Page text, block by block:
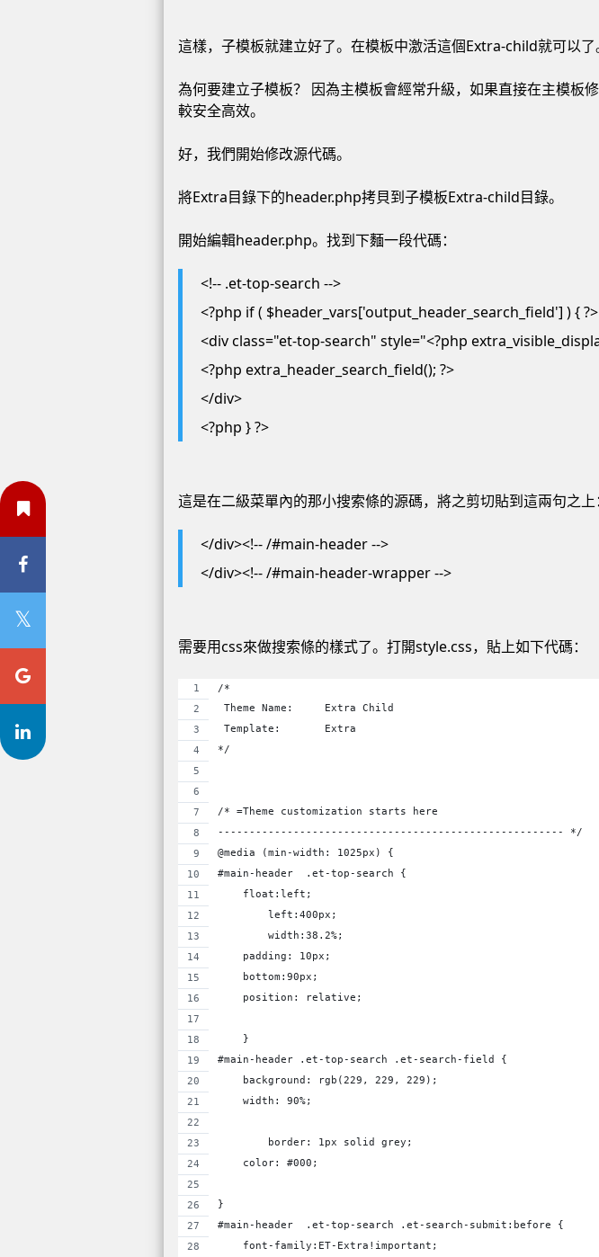
這樣，子模板就建立好了。在模板中激活這個Extra-child就可以了
為何要建立子模板？ 因為主模板會經常升級，如果直接在主模板
較安全高效。
好，我們開始修改源代碼。
將Extra目錄下的header.php拷貝到子模板Extra-child目錄。
開始編輯header.php。找到下麵一段代碼：
<!-- .et-top-search -->
<?php if ( $header_vars['output_header_search_field'] ) { ?>
<div class="et-top-search" style="<?php
<?php extra_header_search_field(); ?>
</div>
<?php } ?>
這是在二級菜單內的那小搜索條的源碼，將之剪切貼到這兩句之上：
</div><!-- /#main-header -->
</div><!-- /#main-header-wrapper -->
需要用css來做搜索條的樣式了。打開style.css，貼上如下代碼：
/*
Theme Name:     Extra Child
Template:       Extra
*/
/* =Theme customization starts here
------------------------------------------------------- */
@media (min-width: 1025px) {
#main-header  .et-top-search {
    float:left;
	left:400px;
	width:38.2%;
    padding: 10px;
    bottom:90px;
    position: relative;
    }
#main-header .et-top-search .et-search-field {
    background: rgb(229, 229, 229);
    width: 90%;
	border: 1px solid grey;
    color: #000;
}
#main-header  .et-top-search .et-search-submit:before {
    font-family:ET-Extra!important;